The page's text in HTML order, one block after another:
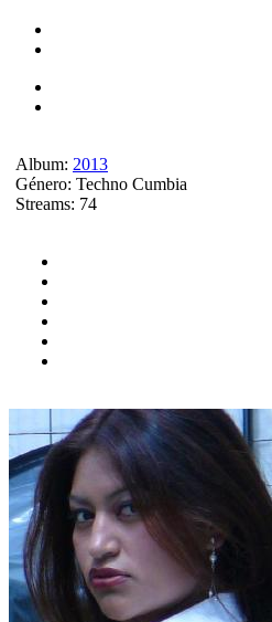
Album: 2013
Género: Techno Cumbia
Streams: 74